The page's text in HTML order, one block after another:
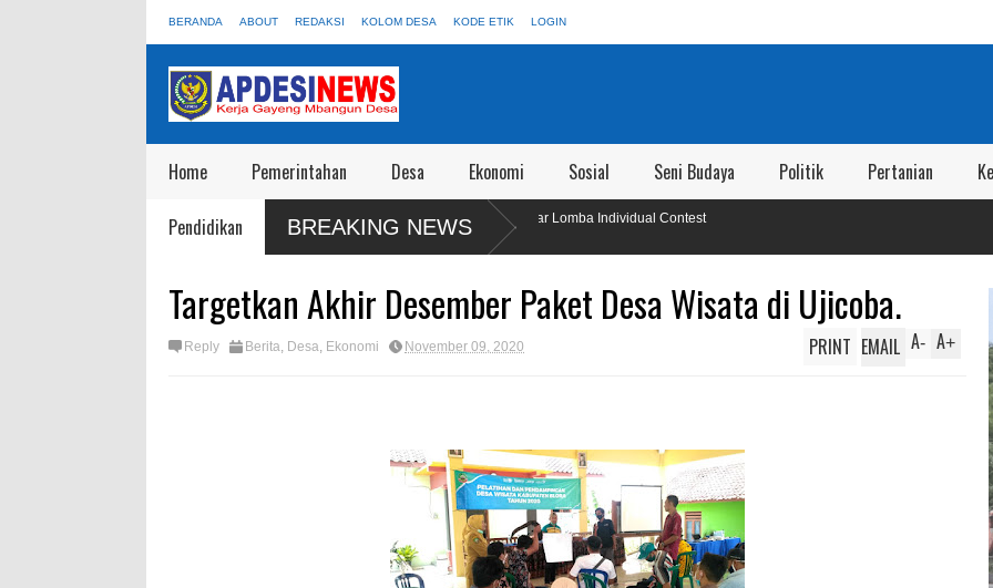
BERANDA ABOUT REDAKSI KOLOM DESA KODE ETIK LOGIN
Home Pemerintahan Desa Ekonomi Sosial Seni Budaya Politik Pertanian
Pendidikan BREAKING NEWS
Menyusul Adanya Aduan
PDBI Blora Gelar Lomba Individual Contest
Mayoret 2025
Targetkan Akhir Desember Paket Desa Wisata di Ujicoba.
Reply Berita, Desa, Ekonomi November 09, 2020 A+
A-
PRINT EMAIL